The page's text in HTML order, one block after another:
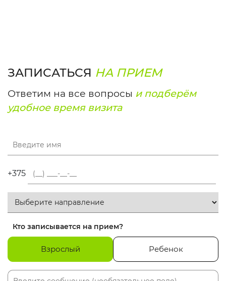
ЗАПИСАТЬСЯ НА ПРИЕМ
Ответим на все вопросы и подберём
удобное время визита
+375
Кто записывается на прием?
Взрослый Ребенок